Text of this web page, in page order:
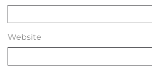
Website